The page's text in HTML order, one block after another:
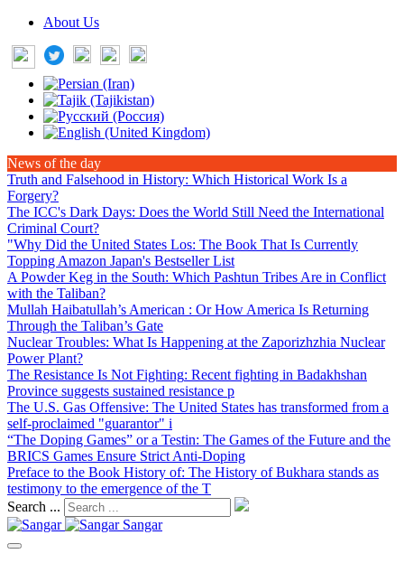
About Us
News of the day
Truth and Falsehood in History: Which Historical Work Is a
Forgery?
The ICC's Dark Days: Does the World Still Need the International
Criminal Court?
"Why Did the United States Los: The Book That Is Currently
Topping Amazon Japan's Bestseller List
A Powder Keg in the South: Which Pashtun Tribes Are in Conflict
with the Taliban?
Mullah Haibatullah’s American : Or How America Is Returning
Through the Taliban’s Gate
Nuclear Troubles: What Is Happening at the Zaporizhzhia Nuclear
Power Plant?
The Resistance Is Not Fighting: Recent fighting in Badakhshan
Province suggests sustained resistance p
The U.S. Gas Offensive: The United States has transformed from a
self-proclaimed "guarantor" i
“The Doping Games” or a Testin: The Games of the Future and the
BRICS Games Ensure Strict Anti-Doping
Preface to the Book History of: The History of Bukhara stands as
testimony to the emergence of the T
Search ...
Sangar